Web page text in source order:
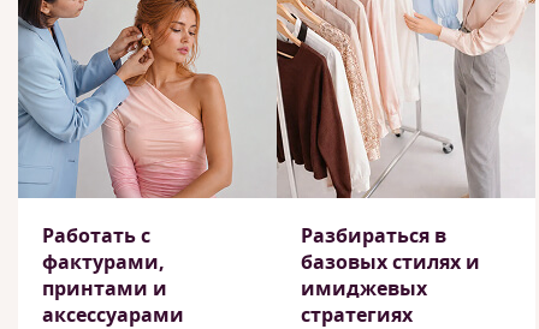
Работать с
фактурами,
принтами и
аксессуарами
Разбираться в
базовых стилях и
имиджевых
стратегиях